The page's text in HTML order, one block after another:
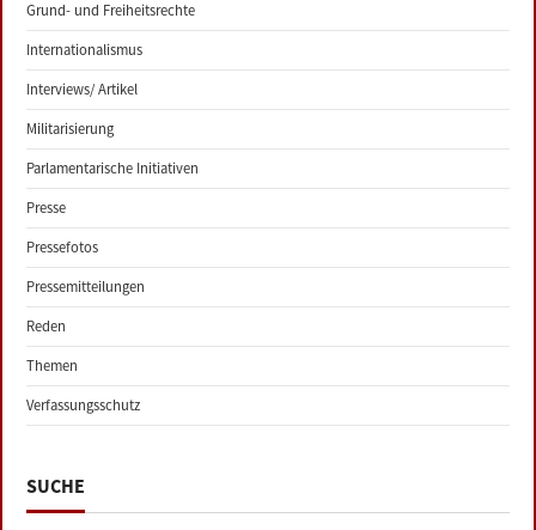
Grund- und Freiheitsrechte
Internationalismus
Interviews/ Artikel
Militarisierung
Parlamentarische Initiativen
Presse
Pressefotos
Pressemitteilungen
Reden
Themen
Verfassungsschutz
SUCHE